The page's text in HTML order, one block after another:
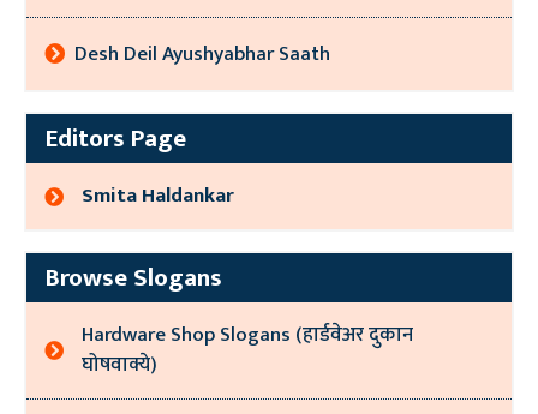
Desh Deil Ayushyabhar Saath
Editors Page
Smita Haldankar
Browse Slogans
Hardware Shop Slogans (हार्डवेअर दुकान
घोषवाक्ये)